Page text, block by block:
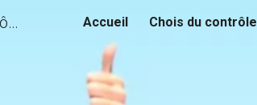
to main content
Contrôle Technique Feuquières Contrôle Technique Grandvilliers Contrôle Technique Beauvais Accueil Chois du contrôle